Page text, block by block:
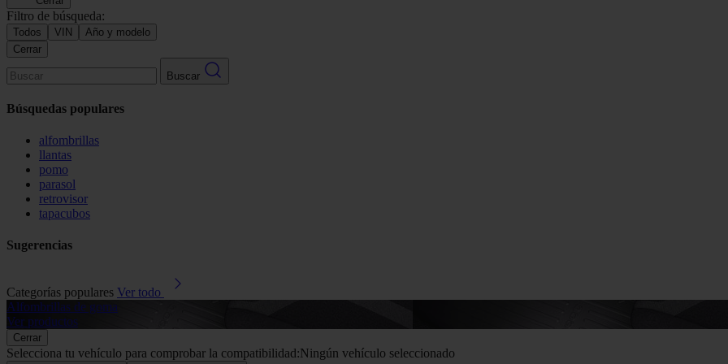
Filtro de búsqueda:
Todos VIN
Año y modelo
Cerrar
Buscar
Búsquedas populares
alfombrillas
llantas
pomo
parasol
retrovisor
tapacubos
Sugerencias
Categorías populares Ver todo
Alfombrillas de goma
Ver productos
Cerrar
Selecciona tu vehículo para comprobar la compatibilidad:Ningún vehículo seleccionado